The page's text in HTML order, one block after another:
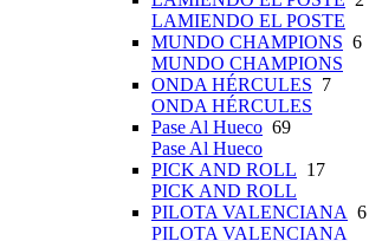
LAMIENDO EL POSTE
MUNDO CHAMPIONS 6
MUNDO CHAMPIONS
ONDA HÉRCULES 7
ONDA HÉRCULES
Pase Al Hueco 69
Pase Al Hueco
PICK AND ROLL 17
PICK AND ROLL
PILOTA VALENCIANA 6
PILOTA VALENCIANA